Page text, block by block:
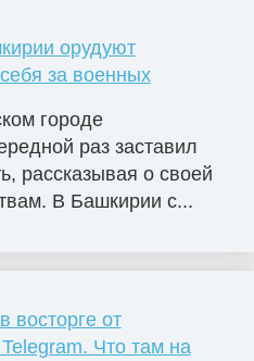
орудуют
за военных
городе
раз заставил
рассказывая о своей
В Башкирии с...
восторге от
Что там на